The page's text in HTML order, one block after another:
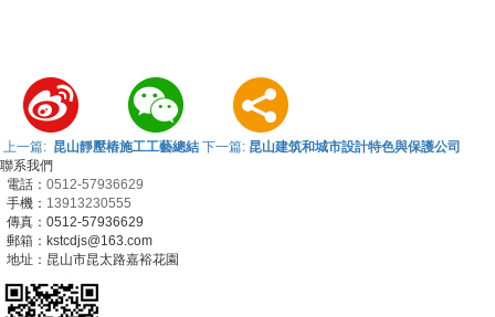
上一篇: 昆山靜壓樁施工工藝總結 下一篇: 昆山建筑和城市設計特色與保護公司
聯系我們
電話： 0512-57936629
手機： 13913230555
傳真：0512-57936629
郵箱：kstcdjs@163.com
地址：昆山市昆太路嘉裕花園